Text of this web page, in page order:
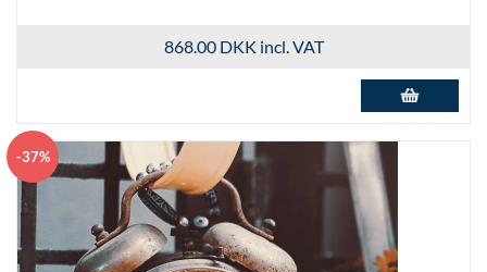
868.00 DKK incl. VAT
-37%